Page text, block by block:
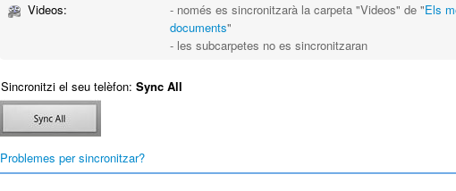
Videos:
- només es sincronitzarà la carpeta "Videos" de "Els
documents"
- les subcarpetes no es sincronitzaran
Sincronitzi el seu telèfon:Sync All
Problemes per sincronitzar?